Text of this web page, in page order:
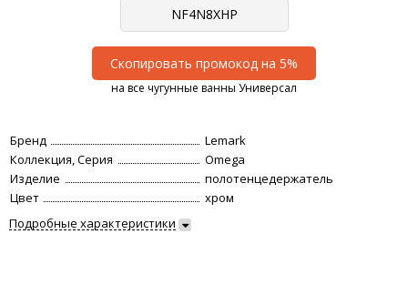
Скопировать промокод на 5%
на все чугунные ванны Универсал
Бренд
Lemark
Коллекция, Серия
Omega
Изделие
полотенцедержатель
Цвет
хром
Подробные характеристики